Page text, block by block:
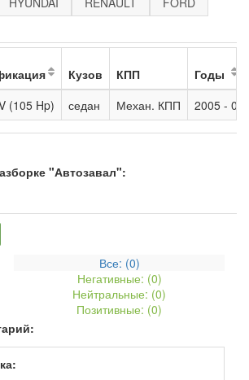
Кузов КПП
Годы
(105 Hp) седан Механ. КПП 2005 - 0
"Автозавал":
Все: (0)
Негативные: (0)
Нейтральные: (0)
Позитивные: (0)